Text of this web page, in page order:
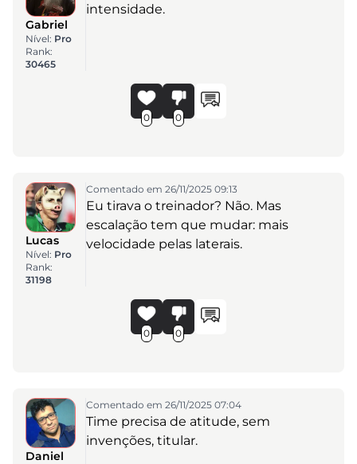
Gabriel
Nível: Pro
Rank:
30465
intensidade.
0 0
Lucas
Nível: Pro
Rank:
31198
Comentado em 26/11/2025 09:13
Eu tirava o treinador? Não. Mas
escalação tem que mudar: mais
velocidade pelas laterais.
0 0
Daniel
Comentado em 26/11/2025 07:04
Time precisa de atitude, sem
invenções, titular.